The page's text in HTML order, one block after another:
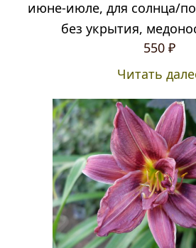
июне-июле, для солнца/
без укрытия,
550 ₽
Читать